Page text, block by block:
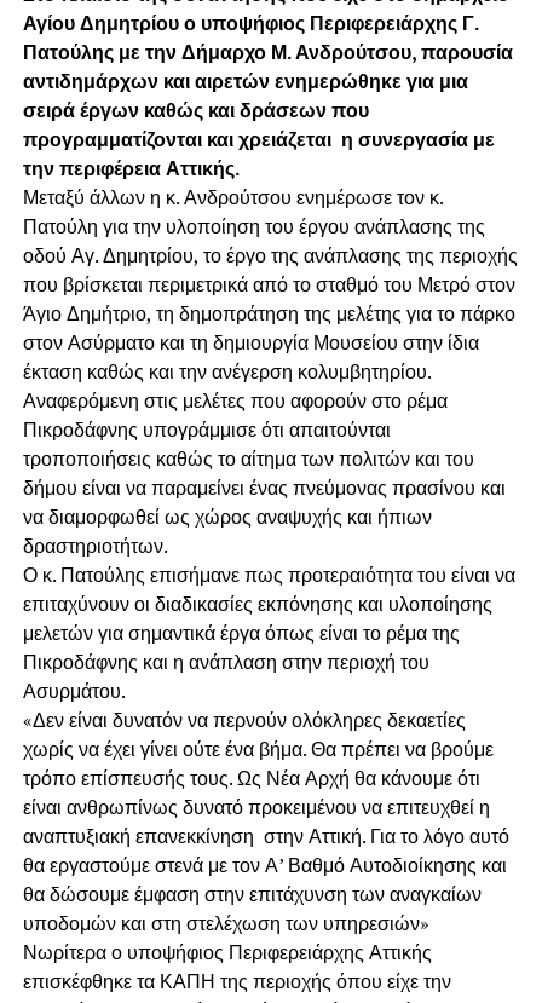
Αγίου Δημητρίου ο υποψήφιος Περιφερειάρχης Γ.
Πατούλης με την Δήμαρχο Μ. Ανδρούτσου, παρουσία
αντιδημάρχων και αιρετών ενημερώθηκε για μια
σειρά έργων καθώς και δράσεων που
προγραμματίζονται και χρειάζεται η συνεργασία με
την περιφέρεια Αττικής.
Μεταξύ άλλων η κ. Ανδρούτσου ενημέρωσε τον κ.
Πατούλη για την υλοποίηση του έργου ανάπλασης της
οδού Αγ. Δημητρίου, το έργο της ανάπλασης της περιοχής
που βρίσκεται περιμετρικά από το σταθμό του Μετρό στον
Άγιο Δημήτριο, τη δημοπράτηση της μελέτης για το πάρκο
στον Ασύρματο και τη δημιουργία Μουσείου στην ίδια
έκταση καθώς και την ανέγερση κολυμβητηρίου.
Αναφερόμενη στις μελέτες που αφορούν στο ρέμα
Πικροδάφνης υπογράμμισε ότι απαιτούνται
τροποποιήσεις καθώς το αίτημα των πολιτών και του
δήμου είναι να παραμείνει ένας πνεύμονας πρασίνου και
να διαμορφωθεί ως χώρος αναψυχής και ήπιων
δραστηριοτήτων.
Ο κ. Πατούλης επισήμανε πως προτεραιότητα του είναι να
επιταχύνουν οι διαδικασίες εκπόνησης και υλοποίησης
μελετών για σημαντικά έργα όπως είναι το ρέμα της
Πικροδάφνης και η ανάπλαση στην περιοχή του
Ασυρμάτου.
«Δεν είναι δυνατόν να περνούν ολόκληρες δεκαετίες
χωρίς να έχει γίνει ούτε ένα βήμα. Θα πρέπει να βρούμε
τρόπο επίσπευσής τους. Ως Νέα Αρχή θα κάνουμε ότι
είναι ανθρωπίνως δυνατό προκειμένου να επιτευχθεί η
αναπτυξιακή επανεκκίνηση στην Αττική. Για το λόγο αυτό
θα εργαστούμε στενά με τον Α’ Βαθμό Αυτοδιοίκησης και
θα δώσουμε έμφαση στην επιτάχυνση των αναγκαίων
υποδομών και στη στελέχωση των υπηρεσιών»
Νωρίτερα ο υποψήφιος Περιφερειάρχης Αττικής
επισκέφθηκε τα ΚΑΠΗ της περιοχής όπου είχε την